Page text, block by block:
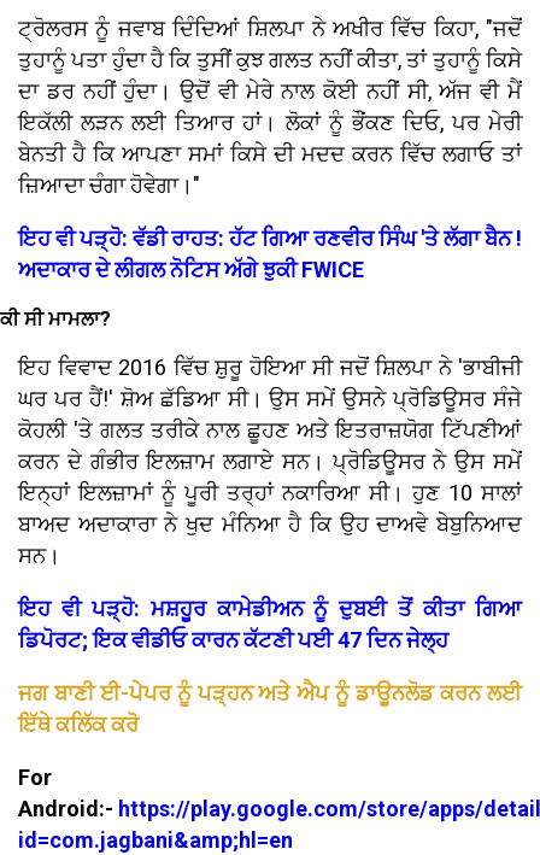
ਟ੍ਰੋਲਰਸ ਨੂੰ ਜਵਾਬ ਦਿੰਦਿਆਂ ਸ਼ਿਲਪਾ ਨੇ ਅਖੀਰ ਵਿੱਚ ਕਿਹਾ, "ਜਦੋਂ
ਤੁਹਾਨੂੰ ਪਤਾ ਹੁੰਦਾ ਹੈ ਕਿ ਤੁਸੀਂ ਕੁਝ ਗਲਤ ਨਹੀਂ ਕੀਤਾ, ਤਾਂ ਤੁਹਾਨੂੰ ਕਿਸੇ
ਦਾ ਡਰ ਨਹੀਂ ਹੁੰਦਾ। ਉਦੋਂ ਵੀ ਮੇਰੇ ਨਾਲ ਕੋਈ ਨਹੀਂ ਸੀ, ਅੱਜ ਵੀ ਮੈਂ
ਇਕੱਲੀ ਲੜਨ ਲਈ ਤਿਆਰ ਹਾਂ। ਲੋਕਾਂ ਨੂੰ ਭੌਂਕਣ ਦਿਓ, ਪਰ ਮੇਰੀ
ਬੇਨਤੀ ਹੈ ਕਿ ਆਪਣਾ ਸਮਾਂ ਕਿਸੇ ਦੀ ਮਦਦ ਕਰਨ ਵਿੱਚ ਲਗਾਓ ਤਾਂ
ਜ਼ਿਆਦਾ ਚੰਗਾ ਹੋਵੇਗਾ।"
ਇਹ ਵੀ ਪੜ੍ਹੋ: ਵੱਡੀ ਰਾਹਤ: ਹੱਟ ਗਿਆ ਰਣਵੀਰ ਸਿੰਘ 'ਤੇ ਲੱਗਾ ਬੈਨ !
ਅਦਾਕਾਰ ਦੇ ਲੀਗਲ ਨੋਟਿਸ ਅੱਗੇ ਝੁਕੀ FWICE
ਕੀ ਸੀ ਮਾਮਲਾ?
ਇਹ ਵਿਵਾਦ 2016 ਵਿੱਚ ਸ਼ੁਰੂ ਹੋਇਆ ਸੀ ਜਦੋਂ ਸ਼ਿਲਪਾ ਨੇ 'ਭਾਬੀਜੀ
ਘਰ ਪਰ ਹੈਂ!' ਸ਼ੋਅ ਛੱਡਿਆ ਸੀ। ਉਸ ਸਮੇਂ ਉਸਨੇ ਪ੍ਰੋਡਿਊਸਰ ਸੰਜੇ
ਕੋਹਲੀ 'ਤੇ ਗਲਤ ਤਰੀਕੇ ਨਾਲ ਛੂਹਣ ਅਤੇ ਇਤਰਾਜ਼ਯੋਗ ਟਿੱਪਣੀਆਂ
ਕਰਨ ਦੇ ਗੰਭੀਰ ਇਲਜ਼ਾਮ ਲਗਾਏ ਸਨ। ਪ੍ਰੋਡਿਊਸਰ ਨੇ ਉਸ ਸਮੇਂ
ਇਨ੍ਹਾਂ ਇਲਜ਼ਾਮਾਂ ਨੂੰ ਪੂਰੀ ਤਰ੍ਹਾਂ ਨਕਾਰਿਆ ਸੀ। ਹੁਣ 10 ਸਾਲਾਂ
ਬਾਅਦ ਅਦਾਕਾਰਾ ਨੇ ਖੁਦ ਮੰਨਿਆ ਹੈ ਕਿ ਉਹ ਦਾਅਵੇ ਬੇਬੁਨਿਆਦ
ਸਨ।
ਇਹ ਵੀ ਪੜ੍ਹੋ: ਮਸ਼ਹੂਰ ਕਾਮੇਡੀਅਨ ਨੂੰ ਦੁਬਈ ਤੋਂ ਕੀਤਾ ਗਿਆ
ਡਿਪੋਰਟ; ਇਕ ਵੀਡੀਓ ਕਾਰਨ ਕੱਟਣੀ ਪਈ 47 ਦਿਨ ਜੇਲ੍ਹ
ਜਗ ਬਾਣੀ ਈ-ਪੇਪਰ ਨੂੰ ਪੜ੍ਹਨ ਅਤੇ ਐਪ ਨੂੰ ਡਾਊਨਲੋਡ ਕਰਨ ਲਈ
ਇੱਥੇ ਕਲਿੱਕ ਕਰੋ
For
Android:- https://play.google.com/store/apps/
id=com.jagbani&amp;hl=en